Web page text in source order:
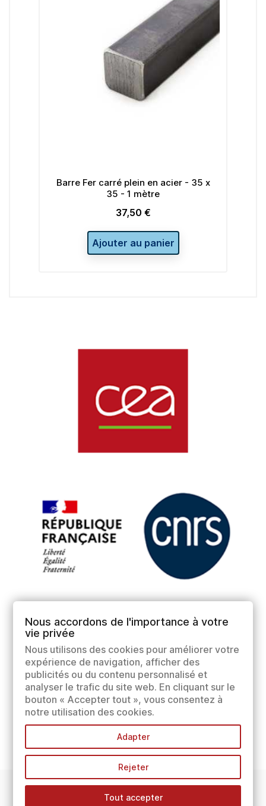
Barre Fer carré plein en acier - 35 x
Ajouter au panier
Barre Fer carré
Nous accordons de l'importance à votre
vie privée
Nous utilisons des cookies pour améliorer votre
expérience de navigation, afficher des
publicités ou du contenu personnalisé et
analyser le trafic du site web. En cliquant sur le
bouton « Accepter tout », vous consentez à
notre utilisation des cookies.
Adapter
Rejeter
Tout accepter